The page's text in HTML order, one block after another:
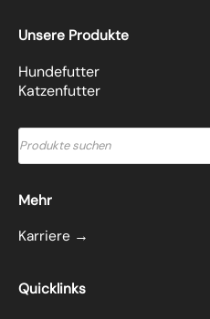
Unsere Produkte
Hundefutter
Katzenfutter
Products
search
Mehr
Karriere →
Quicklinks